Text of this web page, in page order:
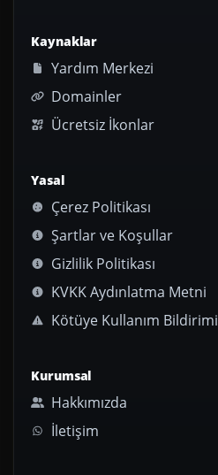
Kaynaklar
Yardım Merkezi
Domainler
Ücretsiz İkonlar
Yasal
Çerez Politikası
Şartlar ve Koşullar
Gizlilik Politikası
KVKK Aydınlatma Metni
Kötüye Kullanım Bildirimi
Kurumsal
Hakkımızda
İletişim